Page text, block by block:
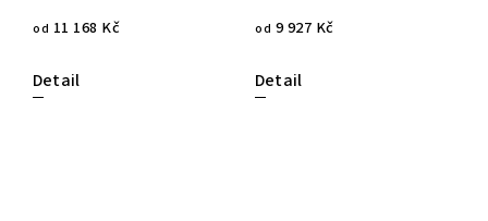
od 11 168 Kč
Detail
od 9 927 Kč
Detail